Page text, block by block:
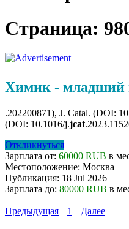
Страница:
Химик - младший
.202200871), J. Catal. (DOI:
(DOI: 10.1016/j.jcat
Откликнуться
Зарплата от: 60000 RUB в
Местоположение: Москва
Публикация: 18 Jul 2026
Зарплата до: 80000 RUB в
Предыдущая 1 Далее